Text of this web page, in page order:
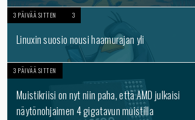
3 PÄIVÄÄ SITTEN 3
Linuxin suosio nousi haamurajan yli
3 PÄIVÄÄ SITTEN
Muistikriisi on nyt niin paha, että AMD julkaisi
näytönohjaimen 4 gigatavun muistilla